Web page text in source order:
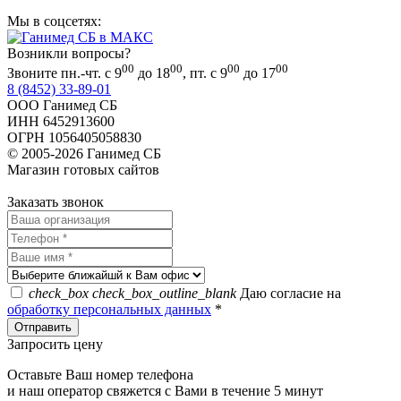
Мы в соцсетях:
Возникли вопросы?
Звоните пн.-чт. с 900 до 1800, пт. с 900 до 1700
8 (8452) 33-89-01
ООО Ганимед СБ
ИНН 6452913600
ОГРН 1056405058830
© 2005-2026 Ганимед СБ
Магазин готовых сайтов
Заказать звонок
check_box check_box_outline_blankДаю согласие на
обработку персональных данных *
Запросить цену
Оставьте Ваш номер телефона
и наш оператор свяжется с Вами в течение 5 минут